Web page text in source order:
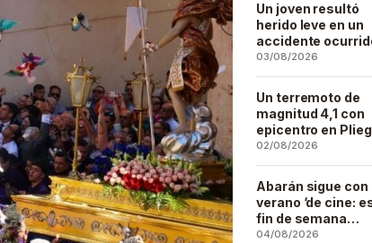
Un joven resultó
herido leve en un
accidente
este lunes en la
barriada de San
Artesano
03/08/2026
Un terremoto de
magnitud 4,1 con
epicentro en
se deja sentir en
buena parte de la
región
02/08/2026
Abarán sigue con
verano ‘de cine:
fin de semana
Vaiana… y
04/08/2026